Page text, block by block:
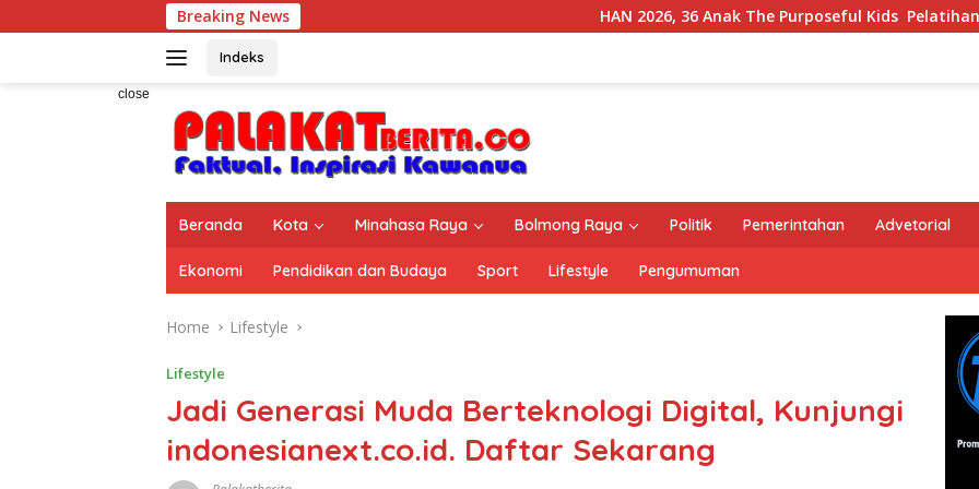
to
Breaking News HAN 2026, 36 Anak The Purposeful Kids Pelatihan Hospitality di
Indeks
close
Beranda Kota Minahasa Raya Bolmong Raya Politik Pemerintahan Advetorial
Ekonomi Pendidikan dan Budaya Sport Lifestyle Pengumuman
Home Lifestyle
Lifestyle
Jadi Generasi Muda Berteknologi Digital, Kunjungi
indonesianext.co.id. Daftar Sekarang